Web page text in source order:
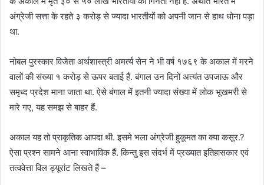
अंग्रेजी सत्ता के रहते ३ करोड़ से ज्यादा भारतीयों को अपनी जान से हाथ धोना पड़ा
था.
नोबल पुरस्कार विजेता अर्थशास्त्री अमर्त्य सेन ने भी वर्ष १७६९ के अकाल में मरने
वालों की संख्या १ करोड़ से ऊपर बताई हैं. बंगाल उन दिनों अत्यंत उपजाऊ और
समृध्द प्रदेश माना जाता था. ऐसे बंगाल में इतनी ज्यादा संख्या में लोक भूखमरी से
मारे गए, यह समझ से बाहर हैं.
अकाल यह तो प्राकृतिक आपदा थी. इसमे भला अंग्रेजी हुकूमत का क्या कसूर.?
ऐसा प्रश्न सामने आना स्वाभाविक हैं. किन्तु इस संदर्भ में प्रख्यात इतिहासकार एवं
तत्ववेत्ता विल ड्यूरांट लिखते हैं –